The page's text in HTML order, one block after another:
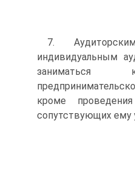
7.
индивидуальным
заниматься
кроме
сопутствующих ему